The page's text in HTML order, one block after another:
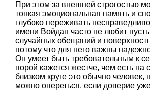
При этом за внешней строгостью
тонкая эмоциональная память и
глубоко переживать
имени Войдан часто не любит
случайных обещаний и
потому что для него важны
Он умеет быть требовательным к
порой кажется жестче, чем есть на
близком круге это обычно человек,
можно опереться, если доверие